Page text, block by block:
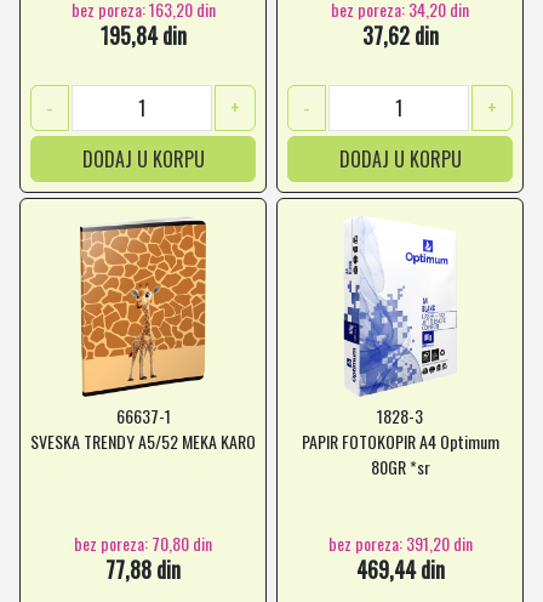
bez poreza: 163,20 din
195,84 din
-
+
DODAJ U KORPU
bez poreza: 34,20 din
37,62 din
-
+
DODAJ U KORPU
66637-1
SVESKA TRENDY A5/52 MEKA KARO
bez poreza: 70,80 din
77,88 din
1828-3
PAPIR FOTOKOPIR A4 Optimum
80GR *sr
bez poreza: 391,20 din
469,44 din